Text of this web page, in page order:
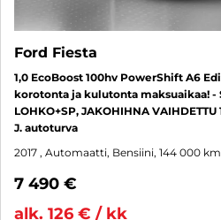
Ford Fiesta
1,0 EcoBoost 100hv PowerShift A6
korotonta ja kulutonta maksuaikaa! -
LOHKO+SP, JAKOHIHNA VAIHDETTU
J. autoturva
2017 , Automaatti, Bensiini, 144 000 km
7 490 €
alk. 126 € / kk